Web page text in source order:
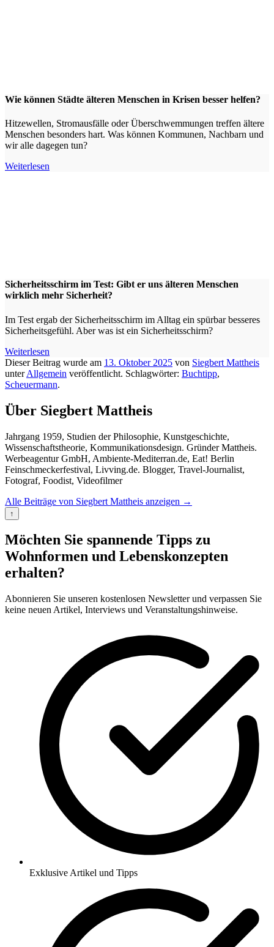
Wie können Städte älteren Menschen in Krisen besser helfen?
Hitzewellen, Stromausfälle oder Überschwemmungen treffen ältere
Menschen besonders hart. Was können Kommunen, Nachbarn und
wir alle dagegen tun?
Weiterlesen
Sicherheitsschirm im Test: Gibt er uns älteren Menschen
wirklich mehr Sicherheit?
Im Test ergab der Sicherheitsschirm im Alltag ein spürbar besseres
Sicherheitsgefühl. Aber was ist ein Sicherheitsschirm?
Weiterlesen
Dieser Beitrag wurde am 13. Oktober 2025 von Siegbert Mattheis
unterAllgemein veröffentlicht. Schlagwörter: Buchtipp,
Scheuermann.
Über Siegbert Mattheis
Jahrgang 1959, Studien der Philosophie, Kunstgeschichte,
Wissenschaftstheorie, Kommunikationsdesign. Gründer Mattheis.
Werbeagentur GmbH, Ambiente-Mediterran.de, Eat! Berlin
Feinschmeckerfestival, Livving.de. Blogger, Travel-Journalist,
Fotograf, Foodist, Videofilmer
Alle Beiträge von Siegbert Mattheis anzeigen →
↑
Möchten Sie spannende Tipps zu
Wohnformen und Lebenskonzepten
erhalten?
Abonnieren Sie unseren kostenlosen Newsletter und verpassen Sie
keine neuen Artikel, Interviews und Veranstaltungshinweise.
Exklusive Artikel und Tipps